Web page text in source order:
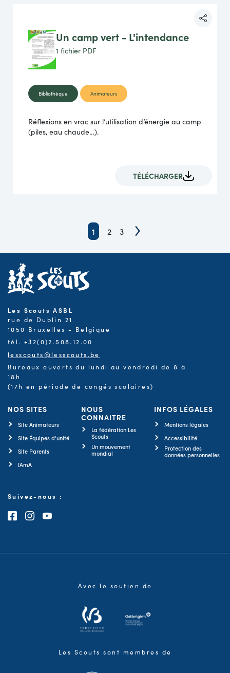
Un camp vert - L'intendance
1 fichier PDF
Bibliothèque Animateurs
Réflexions en vrac sur l’utilisation d’énergie au camp
(piles, eau chaude…).
TÉLÉCHARGER
1 2 3
Les Scouts ASBL
rue de Dublin 21
1050 Bruxelles - Belgique
tél. +32(0)2.508.12.00
lesscouts@lesscouts.be
Bureaux ouverts du lundi au vendredi de 8 à
18h
(17h en période de congés scolaires)
NOS SITES
Site Animateurs
Site Équipes d'unité
Site Parents
IAmA
NOUS
CONNAITRE
La fédération Les
Scouts
Un mouvement
mondial
INFOS LÉGALES
Mentions légales
Accessibilité
Protection des
données personnelles
Suivez-nous :
Consultez notre page Facebook
Consultez notre page Instagram
Consultez notre chaîne Youtube
Avec le soutien de
Les Scouts sont membres de